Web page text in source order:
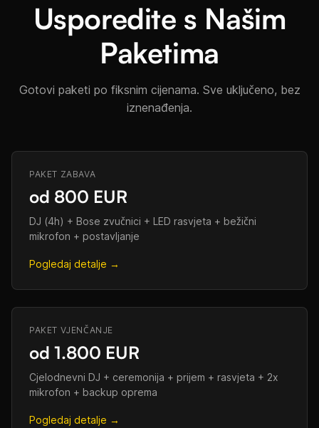
Usporedite s Našim
Paketima
Gotovi paketi po fiksnim cijenama. Sve uključeno, bez
iznenađenja.
PAKET ZABAVA
od 800 EUR
DJ (4h) + Bose zvučnici + LED rasvjeta + bežični
mikrofon + postavljanje
Pogledaj detalje →
PAKET VJENČANJE
od 1.800 EUR
Cjelodnevni DJ + ceremonija + prijem + rasvjeta + 2x
mikrofon + backup oprema
Pogledaj detalje →